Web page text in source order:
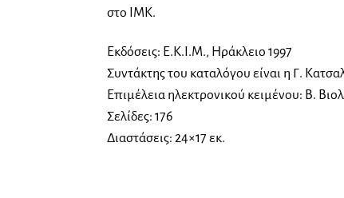
στο ΙΜΚ.
Εκδόσεις: Ε.Κ.Ι.Μ., Ηράκλειο 1997
Συντάκτης του καταλόγου είναι η Γ.
Επιμέλεια ηλεκτρονικού κειμένου: Β.
Σελίδες: 176
Διαστάσεις: 24×17 εκ.